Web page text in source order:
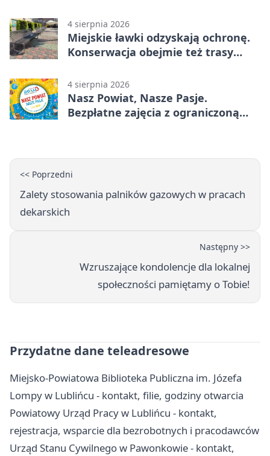
4 sierpnia 2026
Miejskie ławki odzyskają ochronę.
Konserwacja obejmie też trasy
4 sierpnia 2026
Nasz Powiat, Nasze Pasje.
Bezpłatne zajęcia z ograniczoną
<< Poprzedni
Zalety stosowania palników gazowych w pracach
dekarskich
Następny >>
Wzruszające kondolencje dla lokalnej
społeczności pamiętamy o Tobie!
Przydatne dane teleadresowe
Miejsko-Powiatowa Biblioteka Publiczna im. Józefa
Lompy w Lublińcu - kontakt, filie, godziny otwarcia
Powiatowy Urząd Pracy w Lublińcu - kontakt,
rejestracja, wsparcie dla bezrobotnych i pracodawców
Urząd Stanu Cywilnego w Pawonkowie - kontakt,